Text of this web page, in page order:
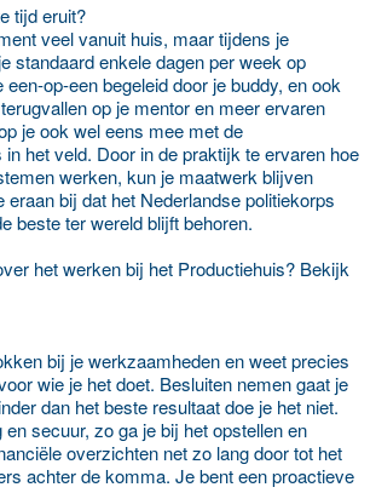
tijd eruit?
veel vanuit huis, maar tijdens je
standaard enkele dagen per week op
op-een begeleid door je buddy, en ook
op je mentor en meer ervaren
je ook wel eens mee met de
het veld. Door in de praktijk te ervaren hoe
werken, kun je maatwerk blijven
eraan bij dat het Nederlandse politiekorps
beste ter wereld blijft behoren.
het werken bij het Productiehuis? Bekijk
bij je werkzaamheden en weet precies
wie je het doet. Besluiten nemen gaat je
dan het beste resultaat doe je het niet.
secuur, zo ga je bij het opstellen en
overzichten net zo lang door tot het
achter de komma. Je bent een proactieve